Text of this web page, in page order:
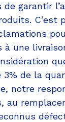
garantir
C’est
une
de la
notre
au